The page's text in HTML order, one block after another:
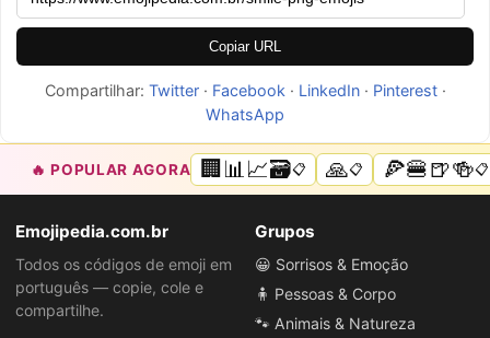
Copiar URL
Compartilhar: Twitter· Facebook · LinkedIn· Pinterest·
WhatsApp
🔥 POPULAR AGORA 🏢📊📈🗃️📋 🙏📋 🍕🍔🍺🍻📋
Emojipedia.com.br
Todos os códigos de emoji em
português — copie, cole e
compartilhe.
Grupos
😀 Sorrisos & Emoção
🧍 Pessoas & Corpo
🐾 Animais & Natureza